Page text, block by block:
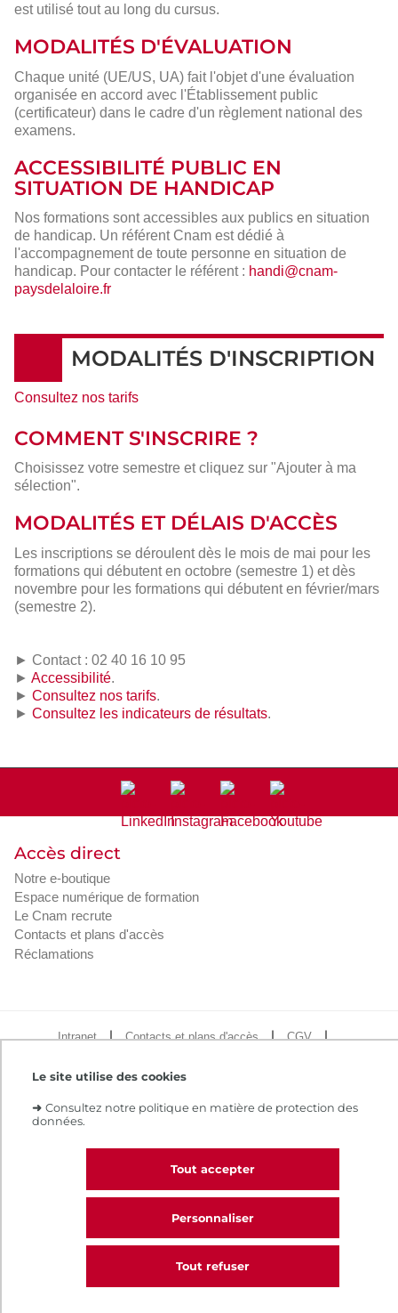
Le site utilise des cookies
➜ Consultez notre politique en matière de protection des
données.
Tout accepter
Tout refuser
Personnaliser
CALL
est utilisé tout au long du cursus.
MODALITÉS D'ÉVALUATION
Chaque unité (UE/US, UA) fait l'objet d'une évaluation
organisée en accord avec l'Établissement public
(certificateur) dans le cadre d'un règlement national des
examens.
ACCESSIBILITÉ PUBLIC EN
SITUATION DE HANDICAP
Nos formations sont accessibles aux publics en situation
de handicap. Un référent Cnam est dédié à
l'accompagnement de toute personne en situation de
handicap. Pour contacter le référent : handi@cnam-
paysdelaloire.fr
MODALITÉS D'INSCRIPTION
Consultez nos tarifs
COMMENT S'INSCRIRE ?
Choisissez votre semestre et cliquez sur "Ajouter à ma
sélection".
MODALITÉS ET DÉLAIS D'ACCÈS
Les inscriptions se déroulent dès le mois de mai pour les
formations qui débutent en octobre (semestre 1) et dès
novembre pour les formations qui débutent en février/mars
(semestre 2).
► Contact : 02 40 16 10 95
► Accessibilité.
► Consultez nos tarifs.
► Consultez les indicateurs de résultats.
Accès direct
Notre e-boutique
Espace numérique de formation
Le Cnam recrute
Contacts et plans d'accès
Réclamations
Intranet Contacts et plans d'accès
CGV